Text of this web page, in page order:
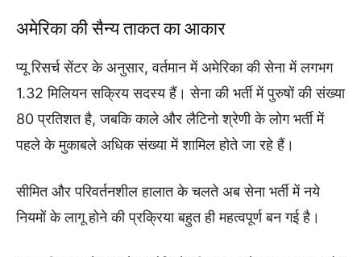
अमेरिका की सैन्य ताकत का आकार
प्यू रिसर्च सेंटर के अनुसार, वर्तमान में अमेरिका की सेना में लगभग
1.32 मिलियन सक्रिय सदस्य हैं। सेना की भर्ती में पुरुषों की संख्या
80 प्रतिशत है, जबकि काले और लैटिनो श्रेणी के लोग भर्ती में
पहले के मुकाबले अधिक संख्या में शामिल होते जा रहे हैं।
सीमित और परिवर्तनशील हालात के चलते अब सेना भर्ती में नये
नियमों के लागू होने की प्रक्रिया बहुत ही महत्वपूर्ण बन गई है।